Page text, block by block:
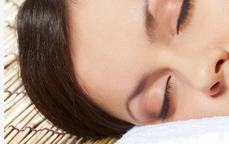
Prístrojová lymfodrenáž
Anticelulitídová masáž
Ostatné masáže
Tejpovanie (taping, kineziotaping)
Maderoterapia
Terapia rázovou vlnou
KOZMETIKA
3D mihalnice
IPL procedúry
Exilis - Telo
Exilis - Tvár
O NÁS
GALÉRIA